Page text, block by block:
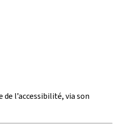
l’accessibilité, via son